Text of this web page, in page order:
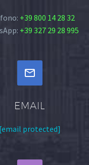
+39 800 14 28 32
+39 327 29 28 995


EMAIL
[email protected]